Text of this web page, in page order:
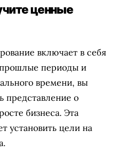
ценные
включает в себя
периоды и
времени, вы
представление о
бизнеса. Эта
установить цели на